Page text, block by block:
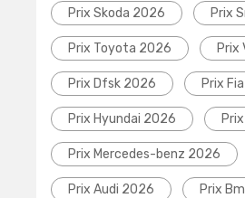
Prix Skoda 2026 Prix
Prix Toyota 2026 Prix
Prix Dfsk 2026 Prix
Prix Hyundai 2026
Prix Mercedes-benz 2026
Prix Audi 2026 Prix